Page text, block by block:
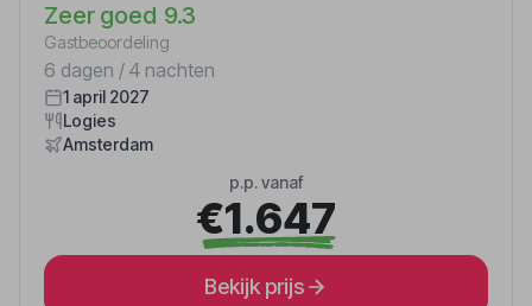
Zeer goed 9.3
Gastbeoordeling
6 dagen / 4 nachten
1 april 2027
Logies
Amsterdam
p.p. vanaf
€1.647
Bekijk prijs